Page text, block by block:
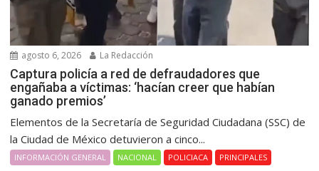
agosto 6, 2026 La Redacción
Captura policía a red de defraudadores que
engañaba a víctimas: ‘hacían creer que habían
ganado premios’
Elementos de la Secretaría de Seguridad Ciudadana (SSC) de
la Ciudad de México detuvieron a cinco...
INFORMACIÓN GENERAL NACIONAL POLICIACA PRINCIPALES